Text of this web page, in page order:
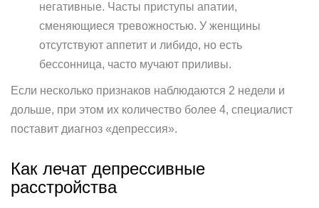
негативные. Часты приступы апатии,
сменяющиеся тревожностью. У женщины
отсутствуют аппетит и либидо, но есть
бессонница, часто мучают приливы.
Если несколько признаков наблюдаются 2 недели и
дольше, при этом их количество более 4, специалист
поставит диагноз «депрессия».
Как лечат депрессивные
расстройства